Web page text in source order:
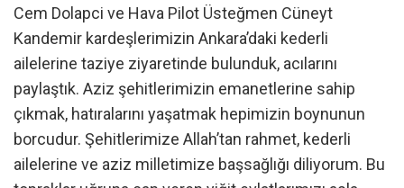
Cem Dolapci ve Hava Pilot Üsteğmen Cüneyt
Kandemir kardeşlerimizin Ankara’daki kederli
ailelerine taziye ziyaretinde bulunduk, acılarını
paylaştık. Aziz şehitlerimizin emanetlerine sahip
çıkmak, hatıralarını yaşatmak hepimizin boynunun
borcudur. Şehitlerimize Allah’tan rahmet, kederli
ailelerine ve aziz milletimize başsağlığı diliyorum. Bu